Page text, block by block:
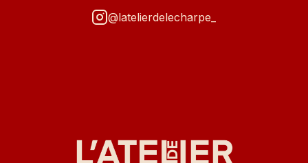
@latelierdelecharpe_